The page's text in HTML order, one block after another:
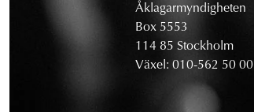
Åklagarmyndigheten
Box 5553
114 85 Stockholm
Växel: 010-562 50 00